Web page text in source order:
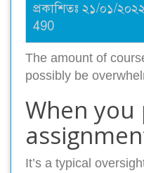
প্রকাশিতঃ ২১/০১/২০২২
490
The amount of
possibly be
When you
It’s a typical